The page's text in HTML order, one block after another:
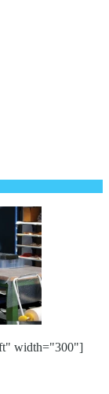
width="300"]